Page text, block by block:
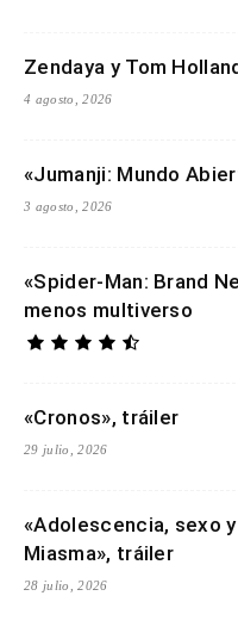
Zendaya y Tom
4 agosto, 2026
«Jumanji: Mundo
3 agosto, 2026
«Spider-Man: Brand
menos multiverso
«Cronos», tráiler
29 julio, 2026
«Adolescencia, sexo
Miasma», tráiler
28 julio, 2026